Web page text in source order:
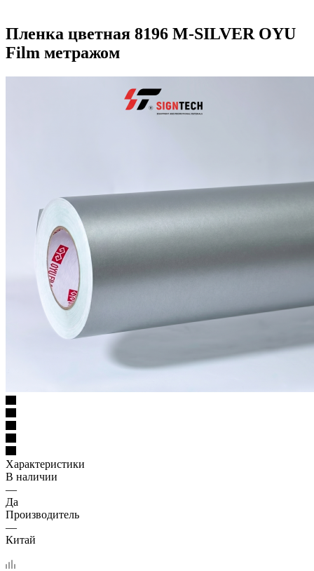
Пленка цветная 8196 M-SILVER OYU
Film метражом
Характеристики
В наличии
—
Да
Производитель
—
Китай